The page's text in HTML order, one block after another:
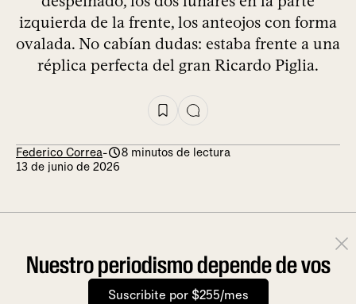
izquierda de la frente, los anteojos con forma
ovalada. No cabían dudas: estaba frente a una
réplica perfecta del gran Ricardo Piglia.
Federico Correa-
8 minutos de lectura
13 de junio de 2026
Nuestro periodismo depende de vos
Suscribite por $255/mes